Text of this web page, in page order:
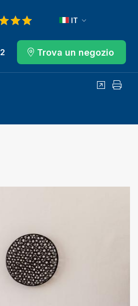
on Google
Trova un negozio
IT
Condividi